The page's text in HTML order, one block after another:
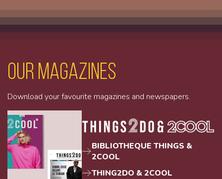
Our magazines
Download your favourite magazines and newspapers.
BIBLIOTHEQUE THINGS &
2COOL
THING2DO & 2COOL